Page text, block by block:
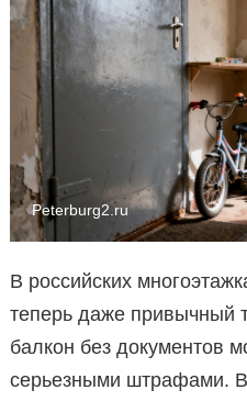
Peterburg2.ru
В российских
теперь даже привычный
балкон без документов
серьезными штрафами.